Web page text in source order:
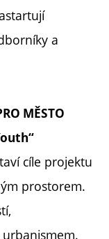
a
MĚSTO
cíle projektu
prostorem.